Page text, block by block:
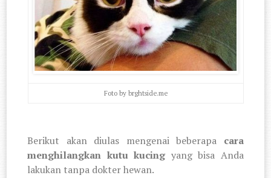
Foto by brghtside.me
Berikut akan diulas mengenai beberapa cara
menghilangkan kutu kucingyang bisa Anda
lakukan tanpa dokter hewan.